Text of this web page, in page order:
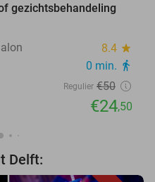
gezichtsbehandeling
8.4 star
0 min. directions_walk
Regulier €50
€24,50
Delft: